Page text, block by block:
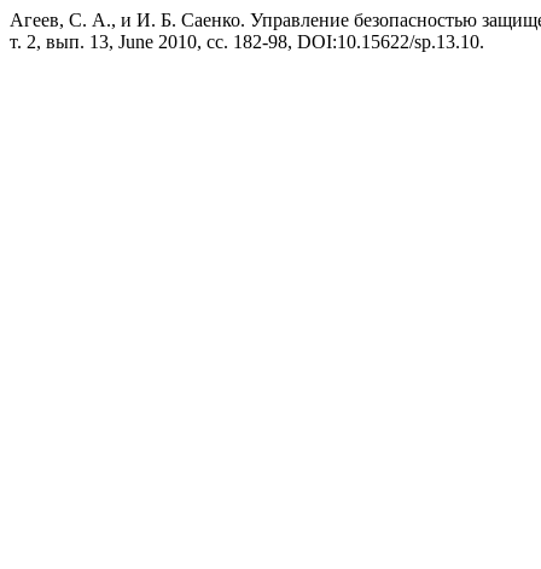
Агеев, С. А., и И. Б. Саенко. Управление безопасностью
т. 2, вып. 13, June 2010, сс. 182-98, DOI:10.15622/sp.13.10.